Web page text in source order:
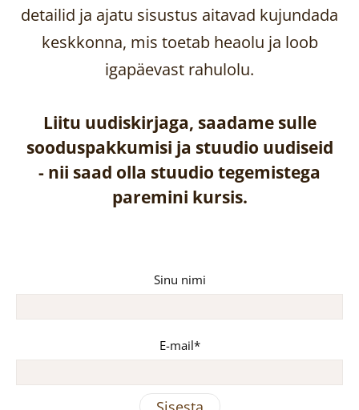
detailid ja ajatu sisustus aitavad kujundada
keskkonna, mis toetab heaolu ja loob
igapäevast rahulolu.
Liitu uudiskirjaga, saadame sulle
sooduspakkumisi ja stuudio uudiseid
- nii saad olla stuudio tegemistega
paremini kursis.
Sinu nimi
E-mail